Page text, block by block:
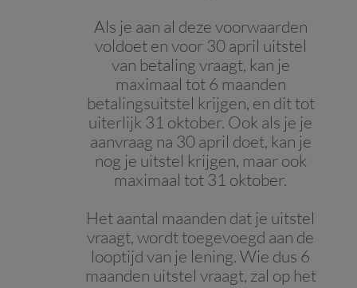
Als je aan al deze voorwaarden
voldoet en voor 30 april uitstel
van betaling vraagt, kan je
maximaal tot 6 maanden
betalingsuitstel krijgen, en dit tot
uiterlijk 31 oktober. Ook als je je
aanvraag na 30 april doet, kan je
nog je uitstel krijgen, maar ook
maximaal tot 31 oktober.
Het aantal maanden dat je uitstel
vraagt, wordt toegevoegd aan de
looptijd van je lening. Wie dus 6
maanden uitstel vraagt, zal op het